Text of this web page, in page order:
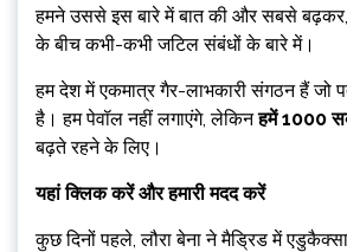
हमने उससे इस बारे में बात की और सबसे बढ़कर,
के बीच कभी-कभी जटिल संबंधों के बारे में।
हम देश में एकमात्र गैर-लाभकारी संगठन हैं जो
है। हम पेवॉल नहीं लगाएंगे, लेकिनहमें 1000
बढ़ते रहने के लिए।
यहां क्लिक करें और हमारी मदद करें
कुछ दिनों पहले, लौरा बेना ने मैड्रिड में